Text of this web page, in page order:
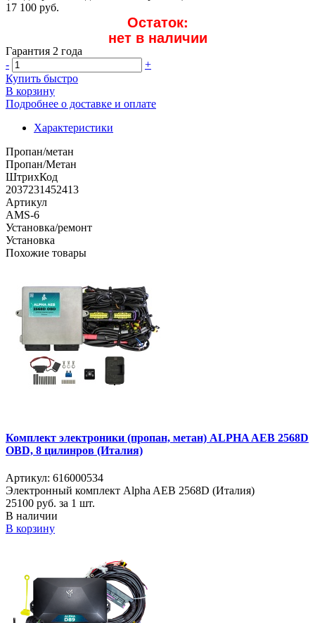
17 100 руб.
Остаток:
нет в наличии
Гарантия 2 года
-
+
Купить быстро
В корзину
Подробнее о доставке и оплате
Характеристики
Пропан/метан
Пропан/Метан
ШтрихКод
2037231452413
Артикул
AMS-6
Установка/ремонт
Установка
Похожие товары
Комплект электроники (пропан, метан) ALPHA AEB 2568D
OBD, 8 цилинров (Италия)
Артикул: 616000534
Электронный комплект Alpha AEB 2568D (Италия)
25100 руб. за 1 шт.
В наличии
В корзину